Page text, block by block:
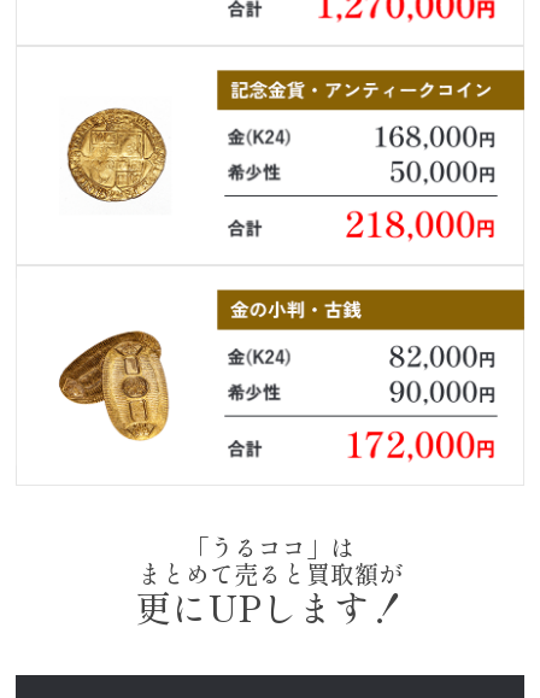
「うるココ」は
まとめて売ると買取額が
更にUPします！